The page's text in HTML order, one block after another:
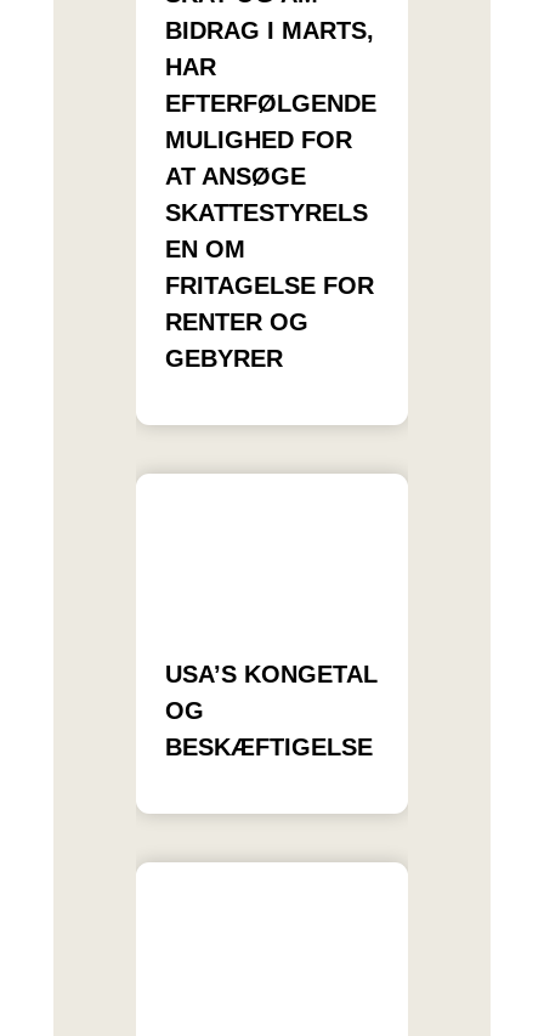
BIDRAG I MARTS,
HAR
EFTERFØLGENDE
MULIGHED FOR
AT ANSØGE
SKATTESTYRELS
EN OM
FRITAGELSE FOR
RENTER OG
GEBYRER
USA’S KONGETAL
OG
BESKÆFTIGELSE